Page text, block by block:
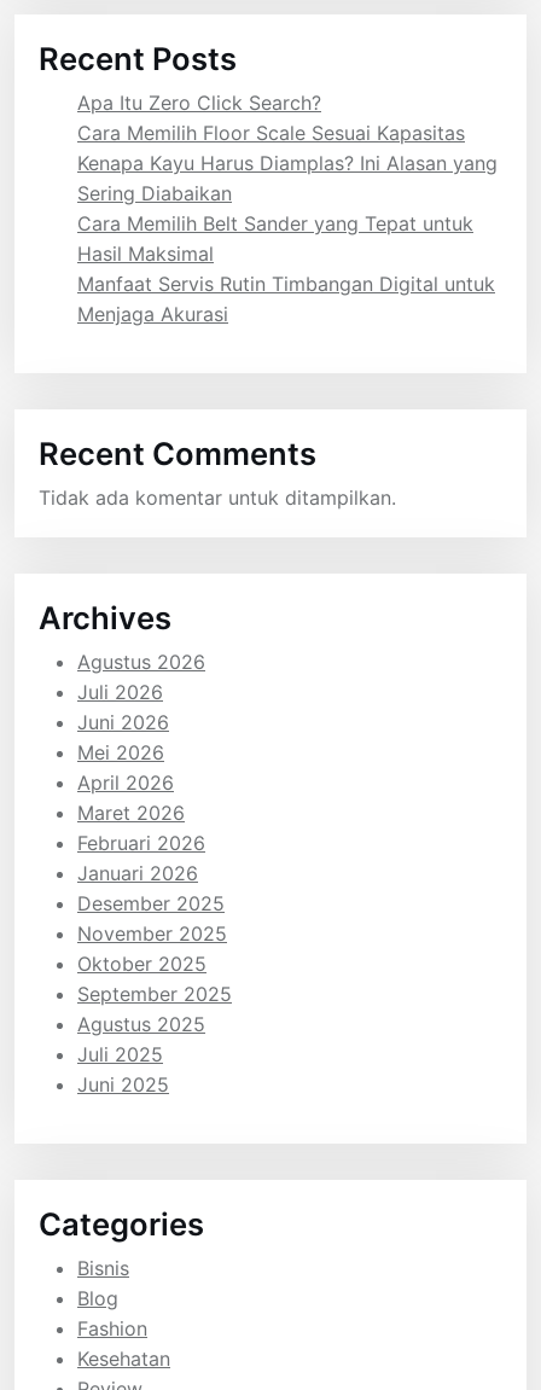
Recent Posts
Apa Itu Zero Click Search?
Cara Memilih Floor Scale Sesuai Kapasitas
Kenapa Kayu Harus Diamplas? Ini Alasan yang
Sering Diabaikan
Cara Memilih Belt Sander yang Tepat untuk
Hasil Maksimal
Manfaat Servis Rutin Timbangan Digital untuk
Menjaga Akurasi
Recent Comments
Tidak ada komentar untuk ditampilkan.
Archives
Agustus 2026
Juli 2026
Juni 2026
Mei 2026
April 2026
Maret 2026
Februari 2026
Januari 2026
Desember 2025
November 2025
Oktober 2025
September 2025
Agustus 2025
Juli 2025
Juni 2025
Categories
Bisnis
Blog
Fashion
Kesehatan